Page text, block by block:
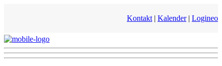
Kontakt | Kalender| Logineo